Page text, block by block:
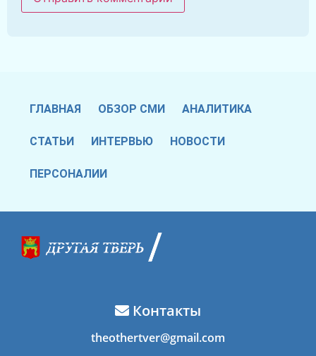
ГЛАВНАЯ ОБЗОР СМИ АНАЛИТИКА
СТАТЬИ ИНТЕРВЬЮ НОВОСТИ
ПЕРСОНАЛИИ
Контакты
theothertver@gmail.com